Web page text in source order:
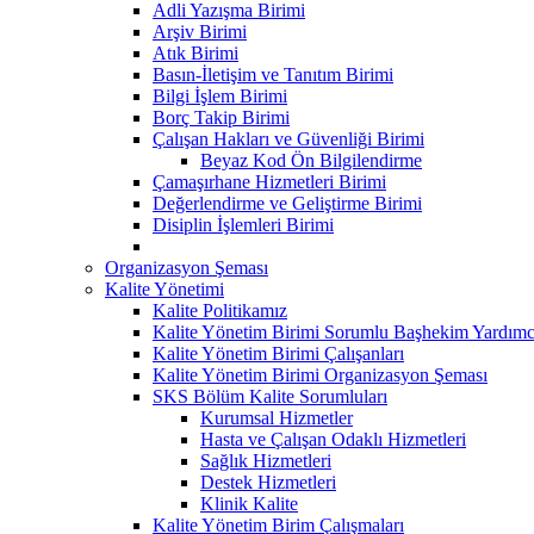
Adli Yazışma Birimi
Arşiv Birimi
Atık Birimi
Basın-İletişim ve Tanıtım Birimi
Bilgi İşlem Birimi
Borç Takip Birimi
Çalışan Hakları ve Güvenliği Birimi
Beyaz Kod Ön Bilgilendirme
Çamaşırhane Hizmetleri Birimi
Değerlendirme ve Geliştirme Birimi
Disiplin İşlemleri Birimi
Organizasyon Şeması
Kalite Yönetimi
Kalite Politikamız
Kalite Yönetim Birimi Sorumlu Başhekim
Kalite Yönetim Birimi Çalışanları
Kalite Yönetim Birimi Organizasyon Şeması
SKS Bölüm Kalite Sorumluları
Kurumsal Hizmetler
Hasta ve Çalışan Odaklı Hizmetleri
Sağlık Hizmetleri
Destek Hizmetleri
Klinik Kalite
Kalite Yönetim Birim Çalışmaları